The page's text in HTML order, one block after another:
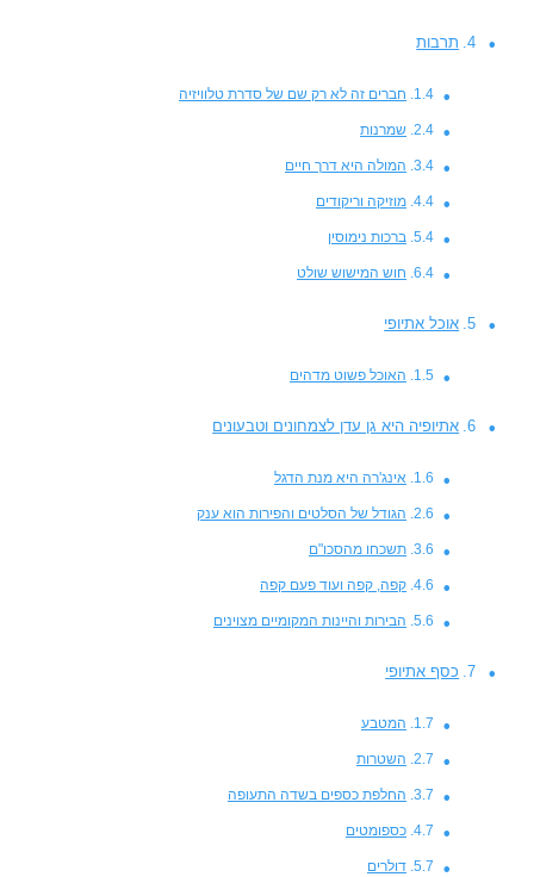
תרבות
חברים זה לא רק שם של סדרת טלוויזיה
שמרנות
המולה היא דרך חיים
מוזיקה וריקודים
ברכות נימוסין
חוש המישוש שולט
אוכל אתיופי
האוכל פשוט מדהים
אתיופיה היא גן עדן לצמחונים וטבעונים
אינג'רה היא מנת הדגל
הגודל של הסלטים והפירות הוא ענק
תשכחו מהסכו"ם
קפה, קפה ועוד פעם קפה
הבירות והיינות המקומיים מצוינים
כסף אתיופי
המטבע
השטרות
החלפת כספים בשדה התעופה
כספומטים
דולרים